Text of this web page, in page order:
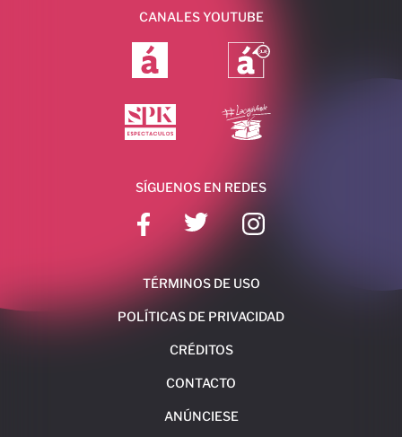
CANALES YOUTUBE
SÍGUENOS EN REDES
TÉRMINOS DE USO
POLÍTICAS DE PRIVACIDAD
CRÉDITOS
CONTACTO
ANÚNCIESE